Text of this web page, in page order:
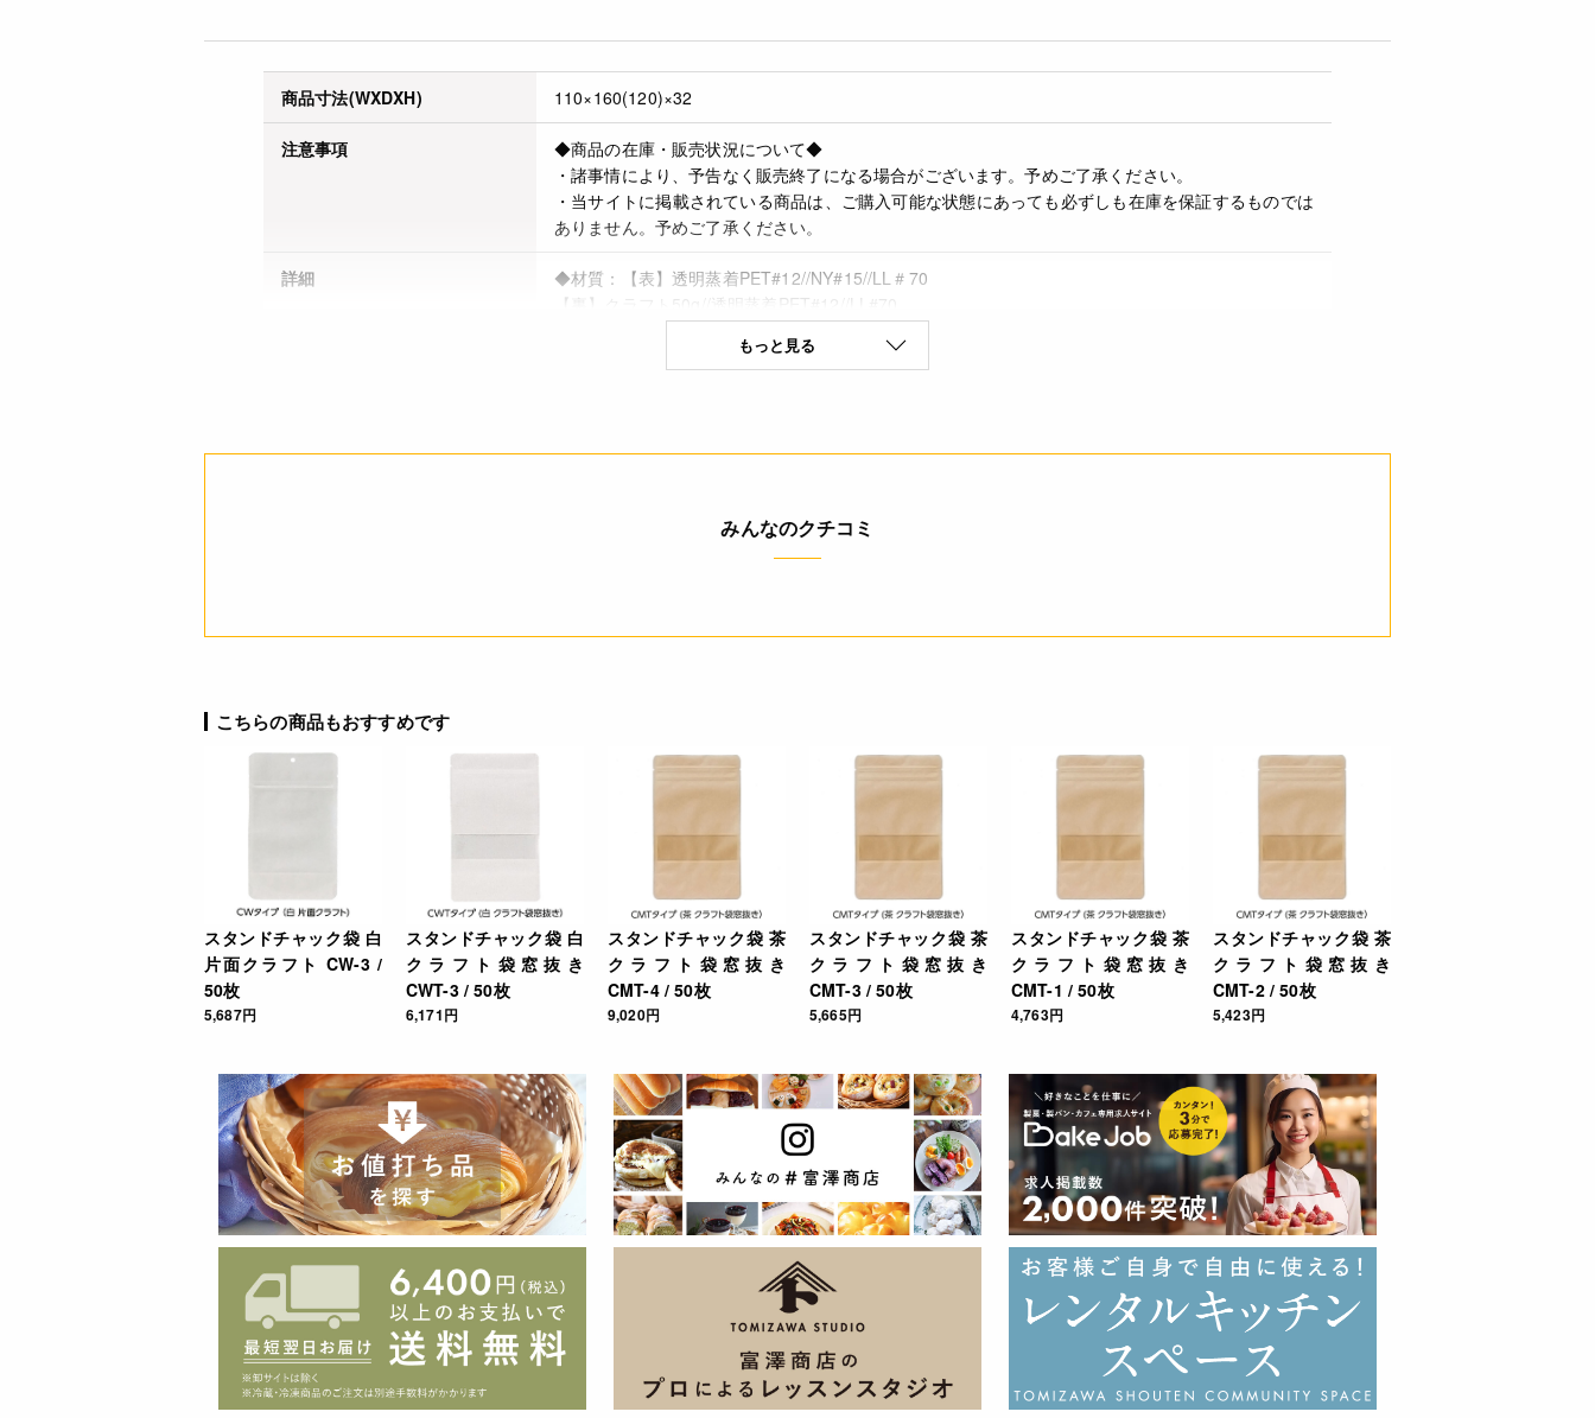
商品寸法(WXDXH) 110×160(120)×32
注意事項
◆商品の在庫・販売状況について◆
・諸事情により、予告なく販売終了になる場合がございます。予めご了承ください。
・当サイトに掲載されている商品は、ご購入可能な状態にあっても必ずしも在庫を保証するものでは
ありません。予めご了承ください。
詳細
◆材質：【表】透明蒸着PET#12//NY#15//LL＃70
【裏】クラフト50g//透明蒸着PET#12//LL#70
◆ノッチ入り、フック穴、コーナーカット入り
もっと見る
みんなのクチコミ
こちらの商品もおすすめです
スタンドチャック袋 白
片面クラフト CW-3 /
50枚
5,687円
スタンドチャック袋 白
クラフト袋窓抜き
CWT-3 / 50枚
6,171円
スタンドチャック袋 茶
クラフト袋窓抜き
CMT-4 / 50枚
9,020円
スタンドチャック袋 茶
クラフト袋窓抜き
CMT-3 / 50枚
5,665円
スタンドチャック袋 茶
クラフト袋窓抜き
CMT-1 / 50枚
4,763円
スタンドチャック袋 茶
クラフト袋窓抜き
CMT-2 / 50枚
5,423円